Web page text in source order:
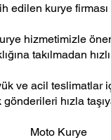
edilen kurye firması
hizmetimizle
takılmadan
ve acil teslimatlar
gönderileri hızla
Moto Kurye